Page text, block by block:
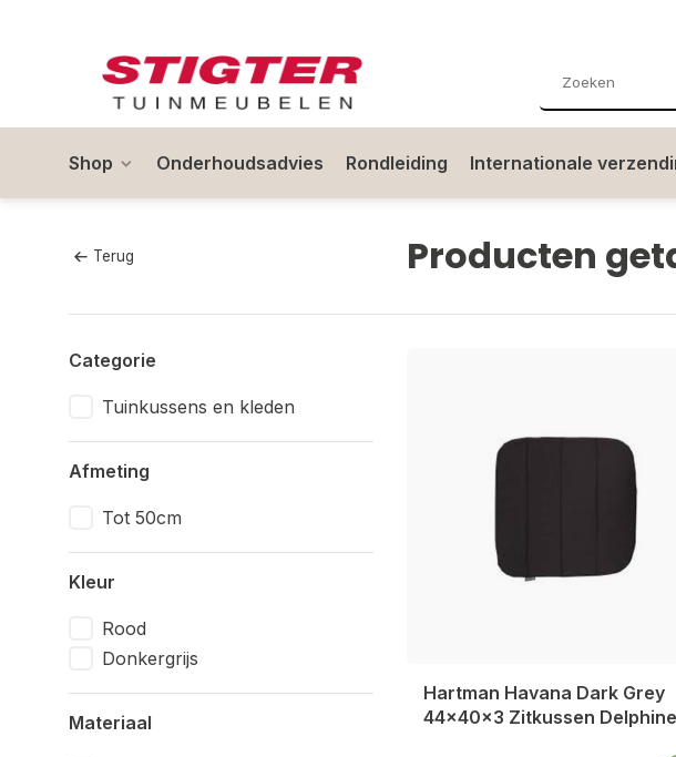
Shop Onderhoudsadvies Rondleiding Internationale
Terug Producten
Categorie
Tuinkussens en kleden
Afmeting
Tot 50cm
Kleur
Rood
Donkergrijs
Materiaal
Hartman Havana Dark Grey
44x40x3 Zitkussen Delphine